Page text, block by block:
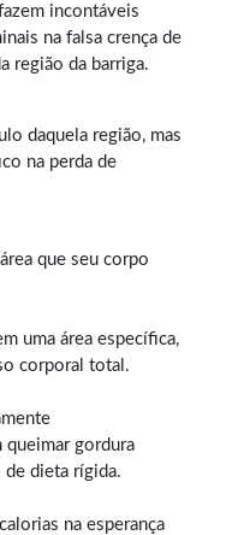
incontáveis
na falsa crença de
região da barriga.
daquela região, mas
na perda de
que seu corpo
uma área específica,
corporal total.
queimar gordura
de dieta rígida.
na esperança